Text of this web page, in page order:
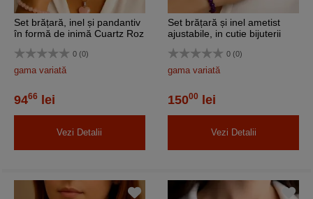
Set brățară, inel și pandantiv
în formă de inimă Cuartz Roz
0 (0)
gama variată
9466 lei
Vezi Detalii
Set brățară și inel ametist
ajustabile, in cutie bijuterii
0 (0)
gama variată
15000 lei
Vezi Detalii